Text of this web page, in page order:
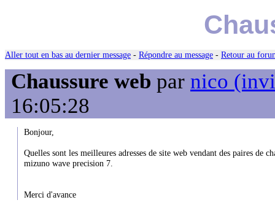
Aller tout en bas au dernier message - Répondre au message - Retour au
Chaussure web par nico
16:05:28
Bonjour,
Quelles sont les meilleures adresses de site web vendant des paires de
mizuno wave precision 7.
Merci d'avance